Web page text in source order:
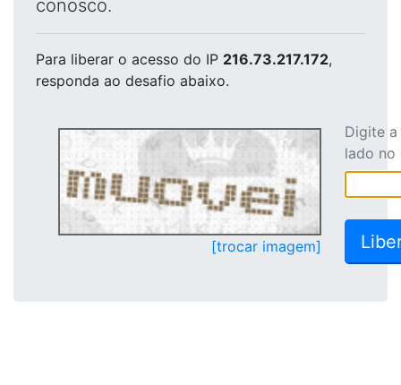
conosco.
Para liberar o acesso do IP 216.73.217.172,
responda ao desafio abaixo.
[trocar imagem]
Digite
lado no